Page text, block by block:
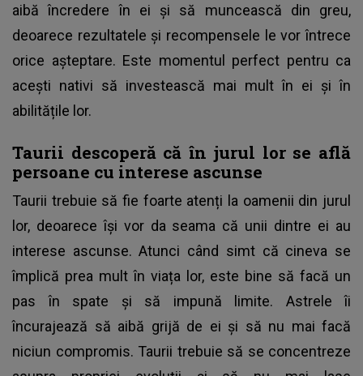
aibă încredere în ei și să muncească din greu,
deoarece rezultatele și recompensele le vor întrece
orice așteptare. Este momentul perfect pentru ca
acești nativi să investească mai mult în ei și în
abilitățile lor.
Taurii descoperă că în jurul lor se află
persoane cu interese ascunse
Taurii trebuie să fie foarte atenți la oamenii din jurul
lor, deoarece își vor da seama că unii dintre ei au
interese ascunse. Atunci când simt că cineva se
împlică prea mult în viața lor, este bine să facă un
pas în spate și să impună limite. Astrele îi
încurajează să aibă grijă de ei și să nu mai facă
niciun compromis. Taurii trebuie să se concentreze